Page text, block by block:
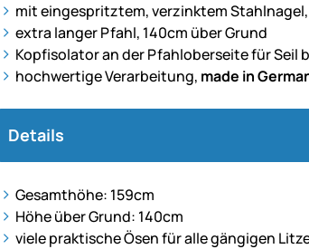
mit eingespritztem, verzinktem
extra langer Pfahl, 140cm über Grund
Kopfisolator an der Pfahloberseite für Seil
hochwertige Verarbeitung, made in
Details
Gesamthöhe: 159cm
Höhe über Grund: 140cm
viele praktische Ösen für alle gängigen